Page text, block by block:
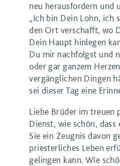
neu herausfordern und
„Ich bin Dein Lohn, ich
den Ort verschafft, wo
Dein Haupt hinlegen
Du mir nachfolgst und
oder gar ganzem
vergänglichen Dingen
sei dieser Tag eine
Liebe Brüder im treuen
Dienst, wie schön, dass
Sie ein Zeugnis davon
priesterliches Leben
gelingen kann. Wie